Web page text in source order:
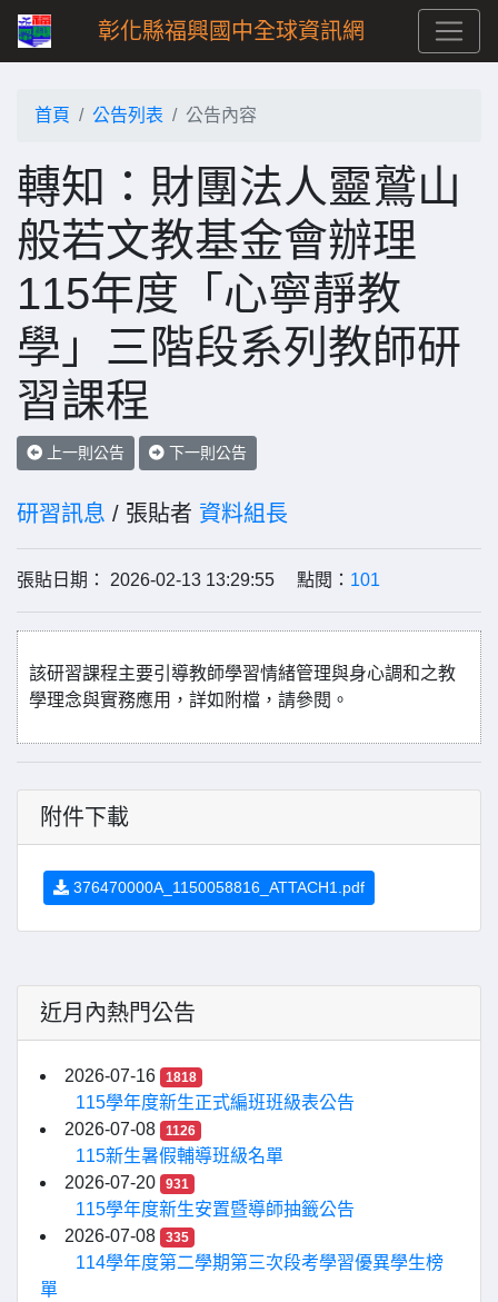
彰化縣福興國中全球資訊網
首頁 公告列表 公告內容
轉知：財團法人靈鷲山
般若文教基金會辦理
115年度「心寧靜教
學」三階段系列教師研
習課程
上一則公告 下一則公告
研習訊息 / 張貼者 資料組長
張貼日期： 2026-02-13 13:29:55 點閱： 101
該研習課程主要引導教師學習情緒管理與身心調和之教
學理念與實務應用，詳如附檔，請參閱。
附件下載
376470000A_1150058816_ATTACH1.pdf
近月內熱門公告
2026-07-16 1818
115學年度新生正式編班班級表公告
2026-07-08
1126
115新生暑假輔導班級名單
2026-07-20
931
115學年度新生安置暨導師抽籤公告
2026-07-08
335
114學年度第二學期第三次段考學習優異學生榜
單